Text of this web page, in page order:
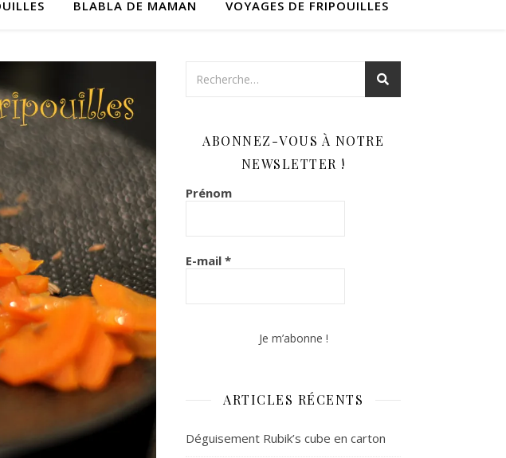
BLABLA DE MAMAN VOYAGES DE FRIPOUILLES
ABONNEZ-VOUS À NOTRE
NEWSLETTER !
Prénom
E-mail *
ARTICLES RÉCENTS
Déguisement Rubik’s cube en carton